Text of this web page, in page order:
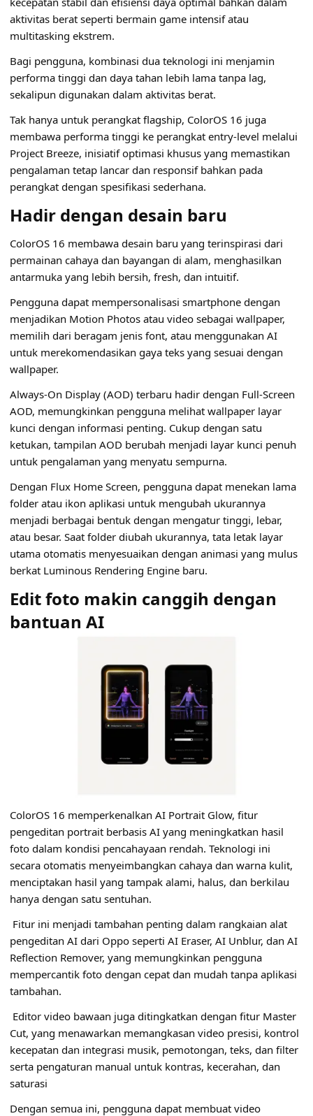
aktivitas berat seperti bermain game intensif atau
multitasking ekstrem.
Bagi pengguna, kombinasi dua teknologi ini menjamin
performa tinggi dan daya tahan lebih lama tanpa lag,
sekalipun digunakan dalam aktivitas berat.
Tak hanya untuk perangkat flagship, ColorOS 16 juga
membawa performa tinggi ke perangkat entry-level melalui
Project Breeze, inisiatif optimasi khusus yang memastikan
pengalaman tetap lancar dan responsif bahkan pada
perangkat dengan spesifikasi sederhana.
Hadir dengan desain baru
ColorOS 16 membawa desain baru yang terinspirasi dari
permainan cahaya dan bayangan di alam, menghasilkan
antarmuka yang lebih bersih, fresh, dan intuitif.
Pengguna dapat mempersonalisasi smartphone dengan
menjadikan Motion Photos atau video sebagai wallpaper,
memilih dari beragam jenis font, atau menggunakan AI
untuk merekomendasikan gaya teks yang sesuai dengan
wallpaper.
Always-On Display (AOD) terbaru hadir dengan Full-Screen
AOD, memungkinkan pengguna melihat wallpaper layar
kunci dengan informasi penting. Cukup dengan satu
ketukan, tampilan AOD berubah menjadi layar kunci penuh
untuk pengalaman yang menyatu sempurna.
Dengan Flux Home Screen, pengguna dapat menekan lama
folder atau ikon aplikasi untuk mengubah ukurannya
menjadi berbagai bentuk dengan mengatur tinggi, lebar,
atau besar. Saat folder diubah ukurannya, tata letak layar
utama otomatis menyesuaikan dengan animasi yang mulus
berkat Luminous Rendering Engine baru.
Edit foto makin canggih dengan
bantuan AI
ColorOS 16 memperkenalkan AI Portrait Glow, fitur
pengeditan portrait berbasis AI yang meningkatkan hasil
foto dalam kondisi pencahayaan rendah. Teknologi ini
secara otomatis menyeimbangkan cahaya dan warna kulit,
menciptakan hasil yang tampak alami, halus, dan berkilau
hanya dengan satu sentuhan.
Fitur ini menjadi tambahan penting dalam rangkaian alat
pengeditan AI dari Oppo seperti AI Eraser, AI Unblur, dan AI
Reflection Remover, yang memungkinkan pengguna
mempercantik foto dengan cepat dan mudah tanpa aplikasi
tambahan.
Editor video bawaan juga ditingkatkan dengan fitur Master
Cut, yang menawarkan memangkasan video presisi, kontrol
kecepatan dan integrasi musik, pemotongan, teks, dan filter
serta pengaturan manual untuk kontras, kecerahan, dan
saturasi
Dengan semua ini, pengguna dapat membuat video